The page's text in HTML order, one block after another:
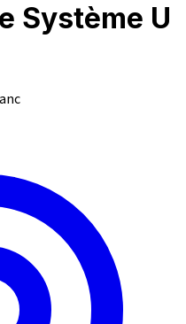
Système U